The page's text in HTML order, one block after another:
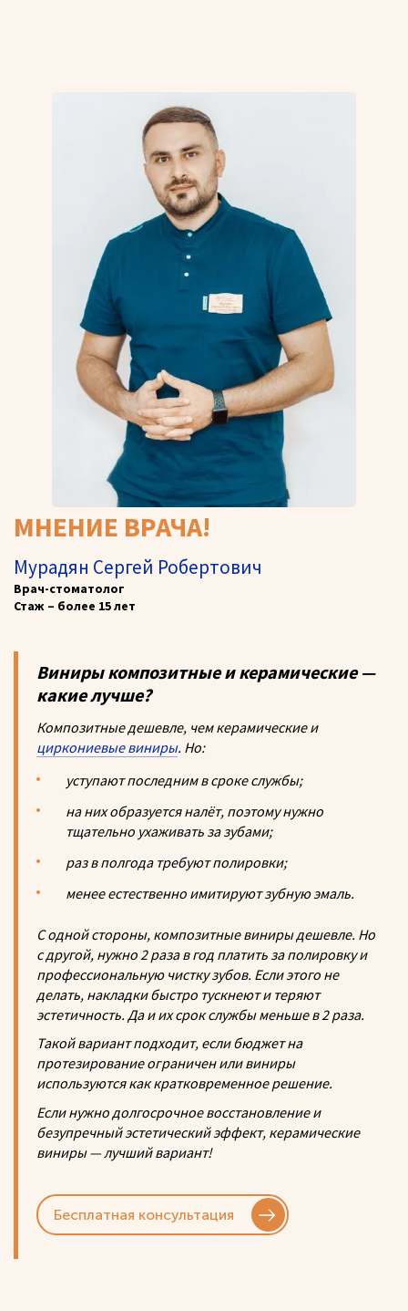
МНЕНИЕ ВРАЧА!
Мурадян Сергей Робертович
Врач-стоматолог
Стаж – более 15 лет
Виниры композитные и керамические —
какие лучше?
Композитные дешевле, чем керамические и
циркониевые виниры. Но:
уступают последним в сроке службы;
на них образуется налёт, поэтому нужно
тщательно ухаживать за зубами;
раз в полгода требуют полировки;
менее естественно имитируют зубную эмаль.
С одной стороны, композитные виниры дешевле. Но
с другой, нужно 2 раза в год платить за полировку и
профессиональную чистку зубов. Если этого не
делать, накладки быстро тускнеют и теряют
эстетичность. Да и их срок службы меньше в 2 раза.
Такой вариант подходит, если бюджет на
протезирование ограничен или виниры
используются как кратковременное решение.
Если нужно долгосрочное восстановление и
безупречный эстетический эффект, керамические
виниры — лучший вариант!
Бесплатная консультация